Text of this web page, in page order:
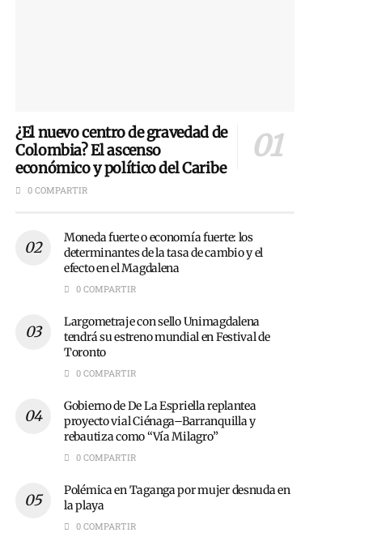
¿El nuevo centro de gravedad de
Colombia? El ascenso
económico y político del Caribe
0 COMPARTIR
Moneda fuerte o economía fuerte: los
determinantes de la tasa de cambio y el
efecto en el Magdalena
0 COMPARTIR
Largometraje con sello Unimagdalena
tendrá su estreno mundial en Festival de
Toronto
0 COMPARTIR
Gobierno de De La Espriella replantea
proyecto vial Ciénaga–Barranquilla y
rebautiza como “Vía Milagro”
0 COMPARTIR
Polémica en Taganga por mujer desnuda en
la playa
0 COMPARTIR